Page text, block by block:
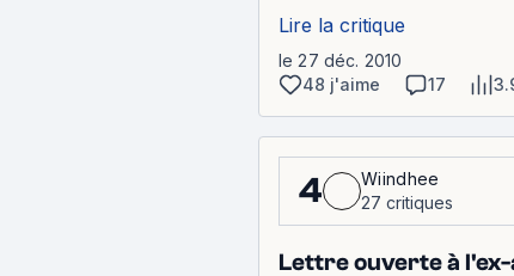
Lire la critique
le 27 déc. 2010
48 j'aime
17
4
Wiindhee
27 critiques
Lettre ouverte à